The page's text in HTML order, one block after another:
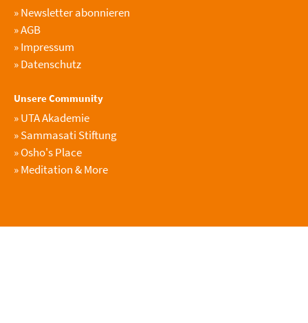
»Newsletter abonnieren
»AGB
»Impressum
»Datenschutz
Unsere Community
»UTA Akademie
»Sammasati Stiftung
»Osho's Place
»Meditation & More